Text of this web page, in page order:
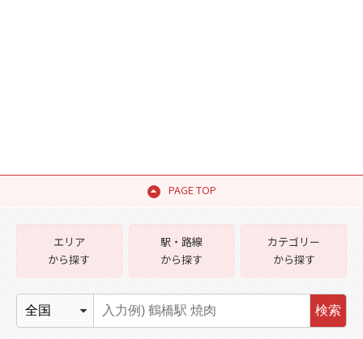
PAGE TOP
エリア
から探す
駅・路線
から探す
カテゴリー
から探す
検索